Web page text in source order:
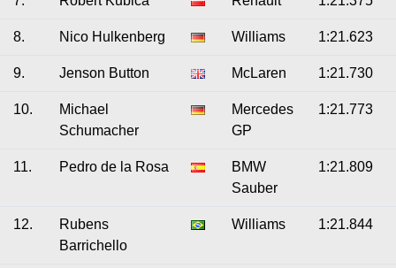
8. Nico Hulkenberg Williams 1:21.623
9. Jenson Button McLaren 1:21.730
10.
Michael
Schumacher
Mercedes
GP
1:21.773
11. Pedro de la Rosa
BMW
Sauber
1:21.809
12.
Rubens
Barrichello
Williams 1:21.844